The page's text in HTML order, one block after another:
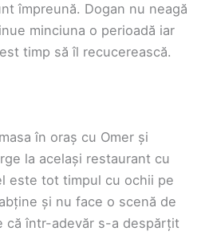
împreună. Dogan nu neagă
minciuna o perioadă iar
timp să îl recucerească.
în oraș cu Omer și
la același restaurant cu
este tot timpul cu ochii pe
și nu face o scenă de
că într-adevăr s-a despărțit